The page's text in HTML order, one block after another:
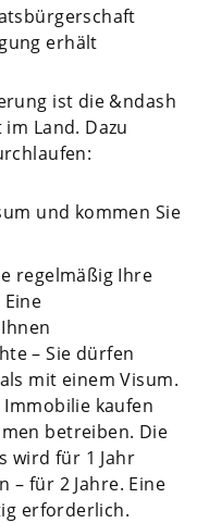
erhält
ist die &ndash
Land. Dazu
und kommen Sie
regelmäßig Ihre
– Sie dürfen
mit einem Visum.
kaufen
betreiben. Die
wird für 1 Jahr
– für 2 Jahre. Eine
erforderlich.